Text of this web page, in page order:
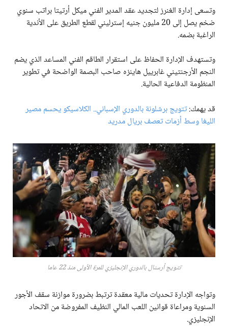
وتسعى إدارة الغنرز لتجديد عقد المدير الفني ميكل أرتيتا براتب سنوي
ضخم يصل إلى 20 مليون جنيه إسترليني لقطع الطريق على الأندية
الراغبة بضمه.
وتستهدف الإدارة الحفاظ على استقرار الطاقم الفني المساعد الذي يضم
النجم الأرجنتيني غابرييل هاينزه صاحب البصمة الواضحة في تطوير
المنظومة الدفاعية الحالية.
قد يهمك:تتويج برشلونة بالدوري الإسباني.. الكلاسيكو يحسم مصير
الليغا وسط أزمات تعصف بريال مدريد
تتويج أرسنال بالدوري الإنجليزي للمرة الأولى منذ 22 عاما
وتواجه الإدارة تحديات مالية معقدة ترتبط بضرورة موازنة سقف الأجور
السنوية ومراعاة قوانين اللعب المالي النظيف المفروضة من الاتحاد
الإنجليزي.